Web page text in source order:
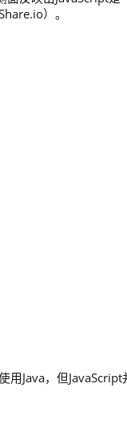
）。
Java，但JavaScript